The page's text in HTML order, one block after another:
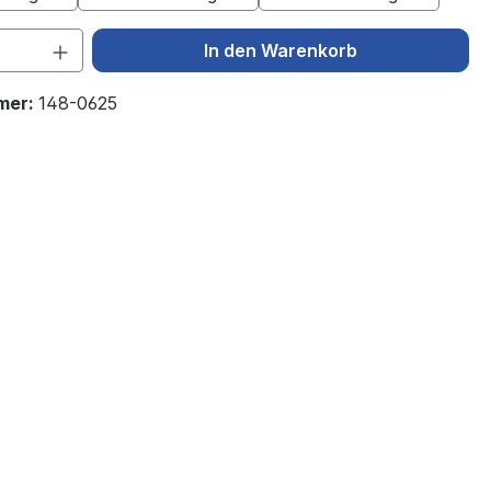
Anzahl: Gib den gewünschten Wert
In den Warenkorb
148-0625